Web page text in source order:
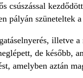
csúszással
pályán szüneteltek a
illetve
de később,
amelyben aztán